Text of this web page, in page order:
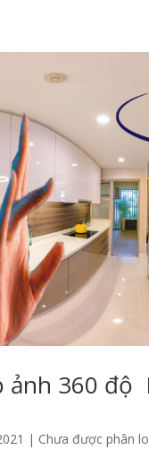
ảnh 360
| Chưa được phân